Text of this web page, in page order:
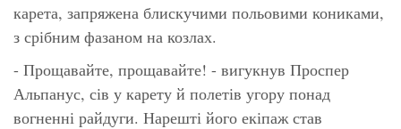
карета, запряжена блискучими польовими кониками,
з срібним фазаном на козлах.
- Прощавайте, прощавайте! - вигукнув Проспер
Альпанус, сів у карету й полетів угору понад
вогненні райдуги. Нарешті його екіпаж став